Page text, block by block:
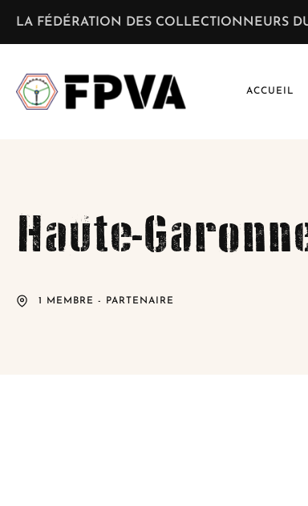
LA FÉDÉRATION DES COLLECTIONNEURS
ACCUEIL
Haute-
1 MEMBRE - PARTENAIRE